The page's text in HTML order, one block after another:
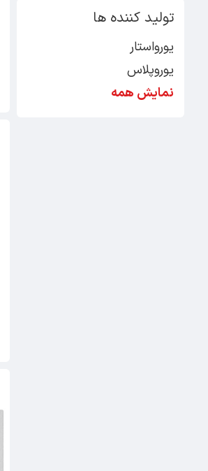
تولید کننده ها
یورواستار
یوروپلاس
نمایش همه